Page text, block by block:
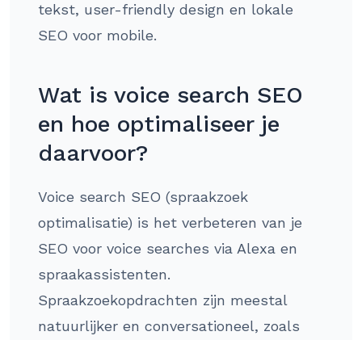
tekst, user-friendly design en lokale
SEO voor mobile.
Wat is voice search SEO
en hoe optimaliseer je
daarvoor?
Voice search SEO (spraakzoek
optimalisatie) is het verbeteren van je
SEO voor voice searches via Alexa en
spraakassistenten.
Spraakzoekopdrachten zijn meestal
natuurlijker en conversationeel, zoals